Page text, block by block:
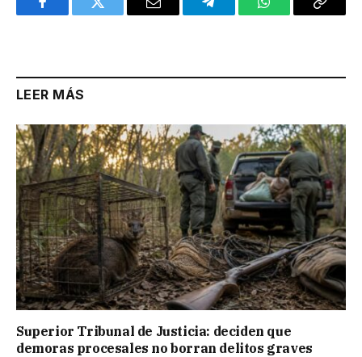
FacebookTwitter Email TelegramWhatsAppCopy
LEER MÁS
Superior Tribunal de Justicia: deciden que
demoras procesales no borran delitos graves